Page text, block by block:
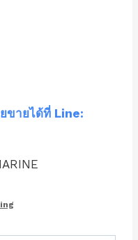
ขายได้ที่ Line: